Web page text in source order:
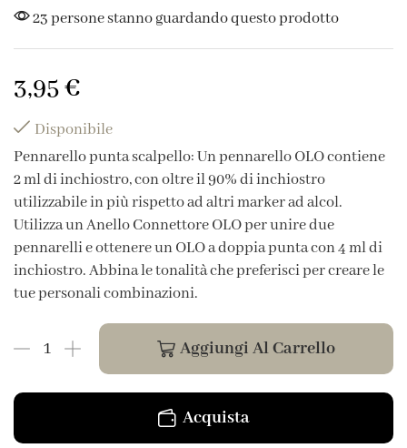
23 persone stanno guardando questo prodotto
3,95€
Disponibile
Pennarello punta scalpello: Un pennarello OLO contiene
2 ml di inchiostro, con oltre il 90% di inchiostro
utilizzabile in più rispetto ad altri marker ad alcol.
Utilizza un Anello Connettore OLO per unire due
pennarelli e ottenere un OLO a doppia punta con 4 ml di
inchiostro. Abbina le tonalità che preferisci per creare le
tue personali combinazioni.
Aggiungi Al Carrello
Acquista